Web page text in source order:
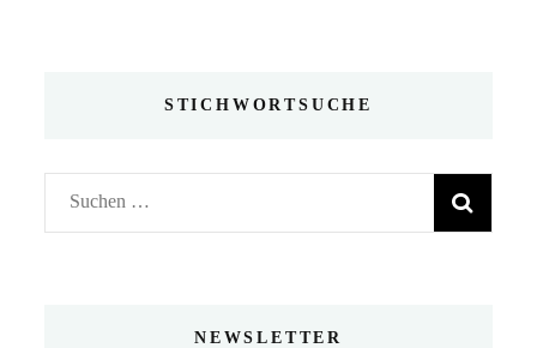
STICHWORTSUCHE
Suchen
nach:
NEWSLETTER